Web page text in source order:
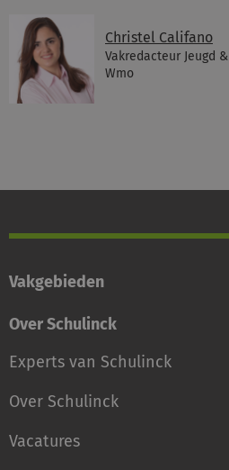
Christel Califano
Vakredacteur Jeugd &
Wmo
Vakgebieden
Over Schulinck
Experts van Schulinck
Over Schulinck
Vacatures